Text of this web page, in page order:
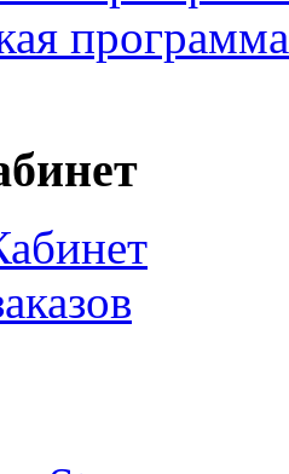
программа